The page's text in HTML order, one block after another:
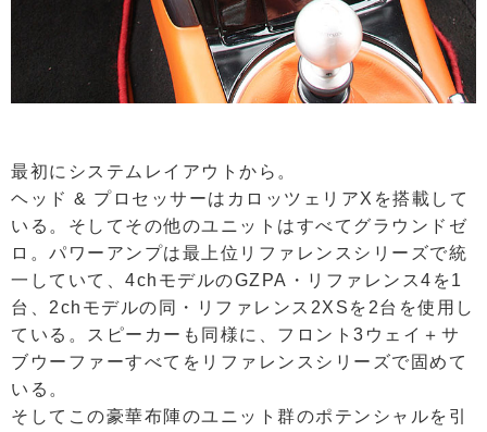
最初にシステムレイアウトから。
ヘッド & プロセッサーはカロッツェリアXを搭載して
いる。そしてその他のユニットはすべてグラウンドゼ
ロ。パワーアンプは最上位リファレンスシリーズで統
一していて、4chモデルのGZPA・リファレンス4を1
台、2chモデルの同・リファレンス2XSを2台を使用し
ている。スピーカーも同様に、フロント3ウェイ＋サ
ブウーファーすべてをリファレンスシリーズで固めて
いる。
そしてこの豪華布陣のユニット群のポテンシャルを引